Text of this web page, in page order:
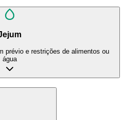
prévio e restrições de alimentos ou
água